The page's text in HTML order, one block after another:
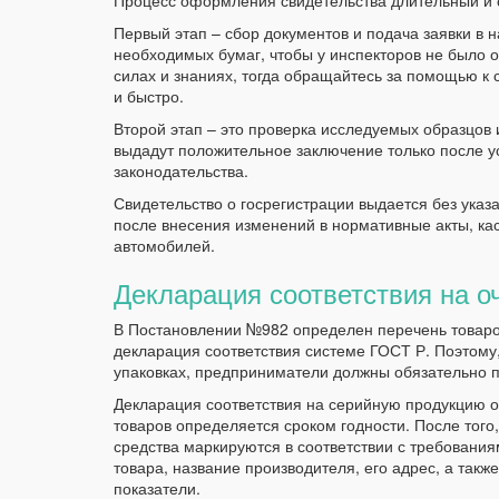
Первый этап – сбор документов и подача заявки в
необходимых бумаг, чтобы у инспекторов не было
силах и знаниях, тогда обращайтесь за помощью
и быстро.
Второй этап – это проверка исследуемых
выдадут положительное заключение только
законодательства.
Свидетельство о госрегистрации выдается без
после внесения изменений в нормативные акты,
автомобилей.
Декларация соответствия на
В Постановлении №982 определен перечень
декларация соответствия системе ГОСТ Р.
упаковках, предприниматели должны
Декларация соответствия на серийную
товаров определяется сроком годности. После
средства маркируются в соответствии с
товара, название производителя, его адрес, а
показатели.